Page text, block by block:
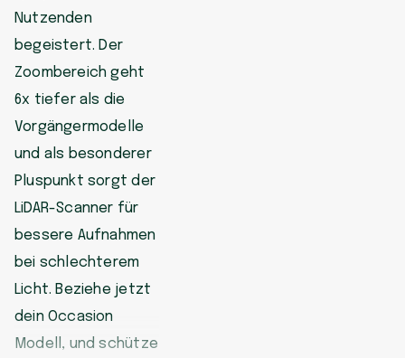
Nutzenden
begeistert. Der
Zoombereich geht
6x tiefer als die
Vorgängermodelle
und als besonderer
Pluspunkt sorgt der
LiDAR-Scanner für
bessere Aufnahmen
bei schlechterem
Licht. Beziehe jetzt
dein Occasion
Modell, und schütze